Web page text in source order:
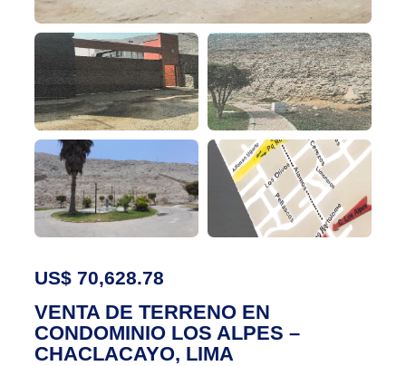
US$ 70,628.78
VENTA DE TERRENO EN
CONDOMINIO LOS ALPES –
CHACLACAYO, LIMA